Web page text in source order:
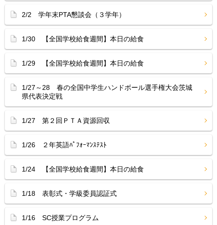
2/2 学年末PTA懇談会（３学年）
1/30 【全国学校給食週間】本日の給食
1/29 【全国学校給食週間】本日の給食
1/27～28 春の全国中学生ハンドボール選手権大会茨城
県代表決定戦
1/27 第２回ＰＴＡ資源回収
1/26 ２年英語ﾊﾟﾌｫｰﾏﾝｽﾃｽﾄ
1/24 【全国学校給食週間】本日の給食
1/18 表彰式・学級委員認証式
1/16 SC授業プログラム